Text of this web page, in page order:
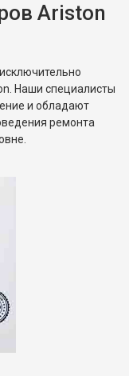
Ariston
Наши специалисты
и обладают
ремонта